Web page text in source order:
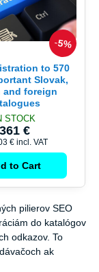
5%
to 570
Slovak,
and foreign
STOCK
361 €
€ incl. VAT
to Cart
pilierov SEO
do katalógov
odkazov. To
ak